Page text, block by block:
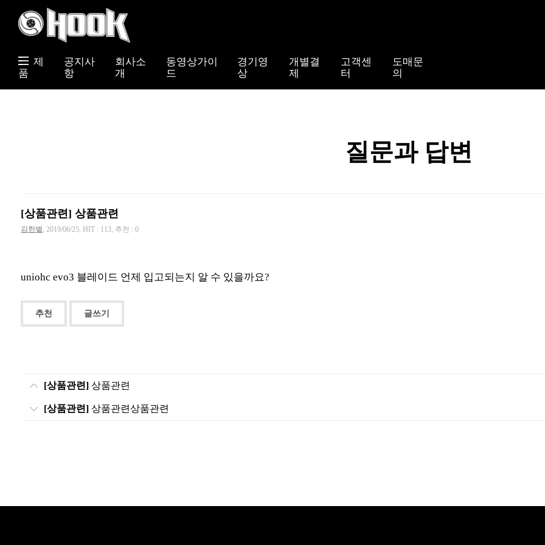
제
품
공지사
항
회사소
개
동영상가이
드
경기영
상
개별결
제
고객센
터
도매문
의
질문과 답변
[상품관련] 상품관련
김한별 , 2019/06/25, HIT : 113, 추천 : 0
uniohc evo3 블레이드 언제 입고되는지 알 수 있을까요?
추천 글쓰기
[상품관련]상품관련
[상품관련]상품관련상품관련